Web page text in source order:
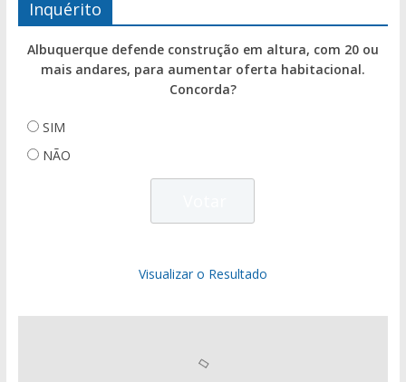
Inquérito
Albuquerque defende construção em altura, com 20 ou
mais andares, para aumentar oferta habitacional.
Concorda?
SIM
NÃO
Visualizar o Resultado